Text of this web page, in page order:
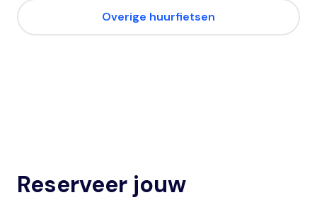
Overige huurfietsen
Reserveer jouw